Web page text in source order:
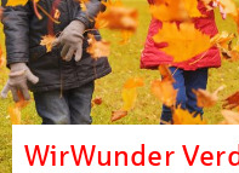
WirWunder